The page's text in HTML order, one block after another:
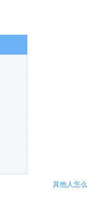
其他人怎